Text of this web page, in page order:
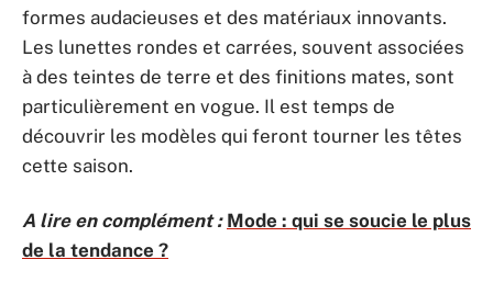
formes audacieuses et des matériaux innovants.
Les lunettes rondes et carrées, souvent associées
à des teintes de terre et des finitions mates, sont
particulièrement en vogue. Il est temps de
découvrir les modèles qui feront tourner les têtes
cette saison.
A lire en complément : Mode : qui se soucie le plus
de la tendance ?